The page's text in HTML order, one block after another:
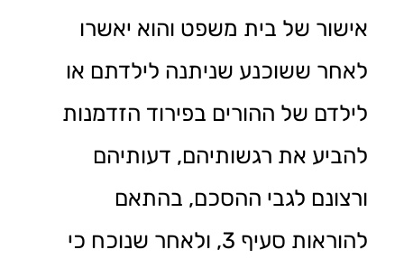
אישור של בית משפט והוא יאשרו
לאחר ששוכנע שניתנה לילדתם או
לילדם של ההורים בפירוד הזדמנות
להביע את רגשותיהם, דעותיהם
ורצונם לגבי ההסכם, בהתאם
להוראות סעיף 3, ולאחר שנוכח כי